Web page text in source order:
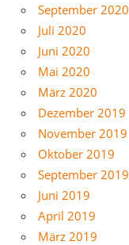
September 2020
Juli 2020
Juni 2020
Mai 2020
März 2020
Dezember 2019
November 2019
Oktober 2019
September 2019
Juni 2019
April 2019
März 2019